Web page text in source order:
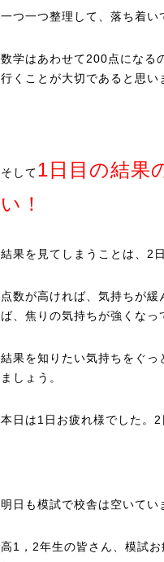
一つ一つ整理して、落ち着い
数学はあわせて200点になる
行くことが大切であると思い
そして1日目の結果
い！
結果を見てしまうことは、2
点数が高ければ、気持ちが
ば、焦りの気持ちが強くなっ
結果を知りたい気持ちをぐ
ましょう。
本日は1日お疲れ様でした。2
明日も模試で校舎は空いてい
高1，2年生の皆さん、模試